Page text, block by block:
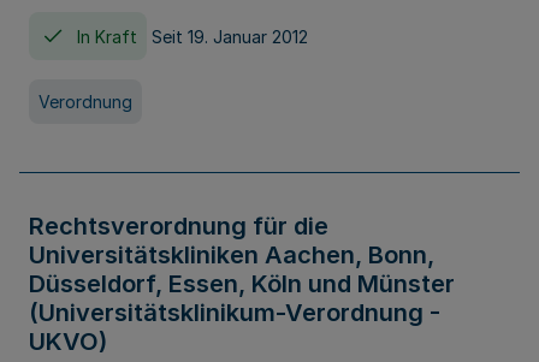
In Kraft Seit 19. Januar 2012
Verordnung
Rechtsverordnung für die
Universitätskliniken Aachen, Bonn,
Düsseldorf, Essen, Köln und Münster
(Universitätsklinikum-Verordnung -
UKVO)